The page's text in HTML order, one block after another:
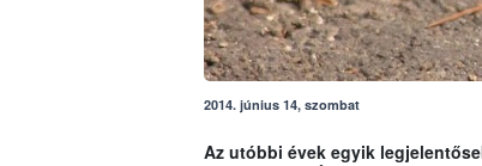
2014. június 14, szombat
Az utóbbi évek egyik